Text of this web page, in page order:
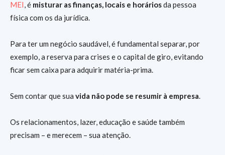
MEI, é misturar as finanças, locais e horáriosda pessoa
física com os da jurídica.
Para ter um negócio saudável, é fundamental separar, por
exemplo, a reserva para crises e o capital de giro, evitando
ficar sem caixa para adquirir matéria-prima.
Sem contar que sua vida não pode se resumir à empresa.
Os relacionamentos, lazer, educação e saúde também
precisam – e merecem – sua atenção.